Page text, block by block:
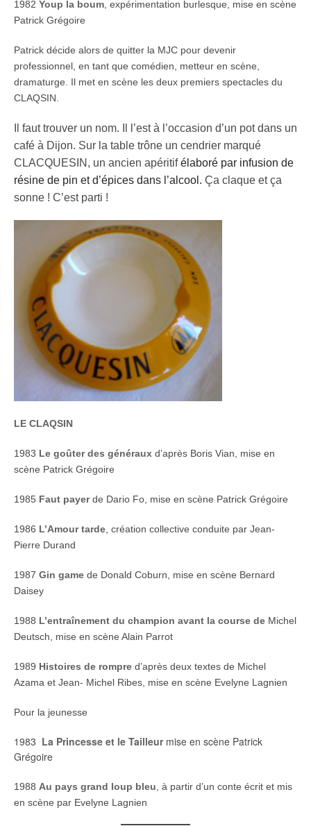
1982 Youp la boum , expérimentation burlesque, mise en scène
Patrick Grégoire
Patrick décide alors de quitter la MJC pour devenir
professionnel, en tant que comédien, metteur en scène,
dramaturge. Il met en scène les deux premiers spectacles du
CLAQSIN.
Il faut trouver un nom. Il l’est à l’occasion d’un pot dans un
café à Dijon. Sur la table trône un cendrier marqué
CLACQUESIN, un ancien apéritifélaboré par infusion de
résine de pin et d’épices dans l’alcool. Ça claque et ça
sonne ! C’est parti !
LE CLAQSIN
1983 Le goûter des généraux d’après Boris Vian, mise en
scène Patrick Grégoire
1985 Faut payerde Dario Fo, mise en scène Patrick Grégoire
1986 L’Amour tarde , création collective conduite par Jean-
Pierre Durand
1987 Gin game de Donald Coburn, mise en scène Bernard
Daisey
1988 L’entraînement du champion avant la course de Michel
Deutsch, mise en scène Alain Parrot
1989 Histoires de rompre d’après deux textes de Michel
Azama et Jean- Michel Ribes, mise en scène Evelyne Lagnien
Pour la jeunesse
1983 La Princesse et le Tailleurmise en scène Patrick
Grégoire
1988 Au pays grand loup bleu , à partir d’un conte écrit et mis
en scène par Evelyne Lagnien